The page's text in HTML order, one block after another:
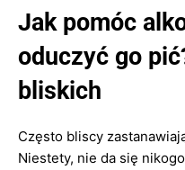
Jak pomóc
oduczyć go
bliskich
Często bliscy
Niestety, nie da się